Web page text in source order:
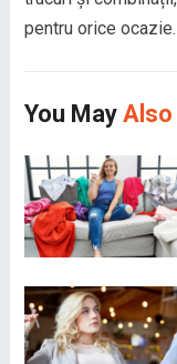
pentru orice ocazie.
You May Also